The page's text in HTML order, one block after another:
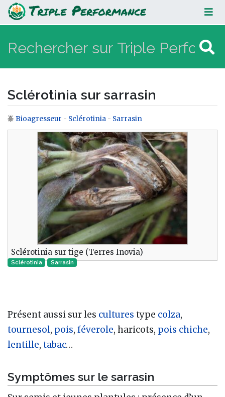
Sclérotinia sur sarrasin
Sclérotinia sur sarrasin
Aller à :navigation,rechercher
Bioagresseur - Sclérotinia - Sarrasin
Sclérotinia sur tige (Terres Inovia)
Sclérotinia Sarrasin
Présent aussi sur les cultures type colza,
tournesol, pois, féverole, haricots, pois chiche,
lentille, tabac…
Symptômes sur le sarrasin